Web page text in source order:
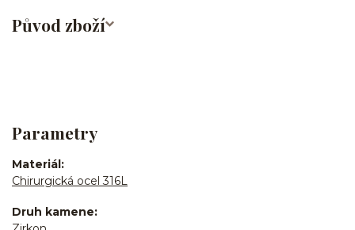
Původ zboží
Parametry
Materiál
Chirurgická ocel 316L
Druh kamene